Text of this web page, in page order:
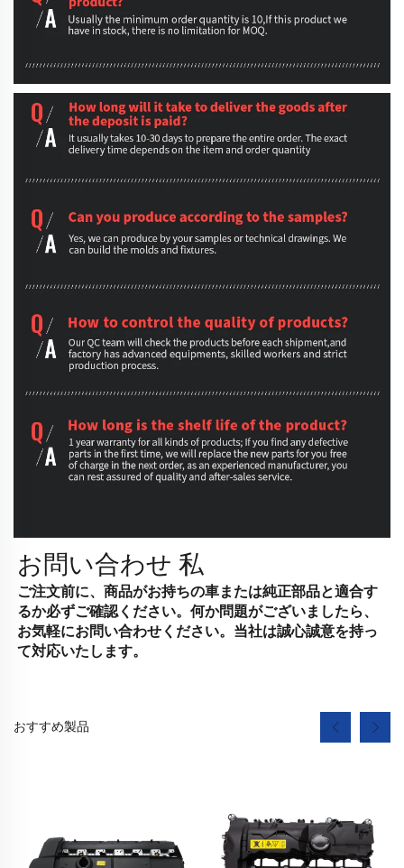
お問い合わせ 私
ご注文前に、商品がお持ちの車または純正部品と適合す
るか必ずご確認ください。何か問題がございましたら、
お気軽にお問い合わせください。当社は誠心誠意を持っ
て対応いたします。
おすすめ製品